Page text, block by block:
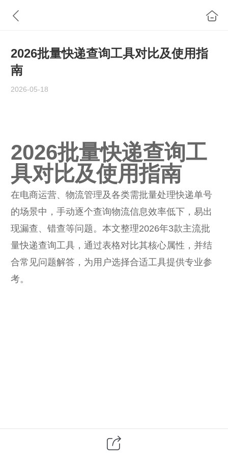
2026批量快递查询工具对比及使用指
南
2026-05-18
2026批量快递查询工
具对比及使用指南
在电商运营、物流管理及各类需批量处理快递单号
的场景中，手动逐个查询物流信息效率低下，易出
现漏查、错查等问题。本文整理2026年3款主流批
量快递查询工具，通过表格对比其核心属性，并结
合常见问题解答，为用户选择合适工具提供专业参
考。